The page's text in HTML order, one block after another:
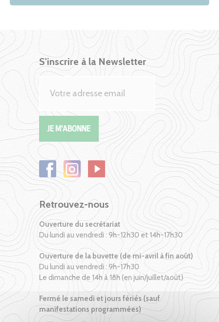
S'inscrire à la Newsletter
Retrouvez-nous
Ouverture du secrétariat
Du lundi au vendredi : 9h-12h30 et 14h-17h30
Ouverture de la buvette (de mi-avril à fin août)
Du lundi au vendredi : 9h-17h30
Le dimanche de 14h à 18h (en juin/juillet/août)
Fermé le samedi et jours fériés (sauf
manifestations programmées)